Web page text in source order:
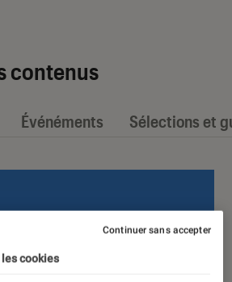
contenus
Événéments Sélections et
cookies
Continuer sans accepter